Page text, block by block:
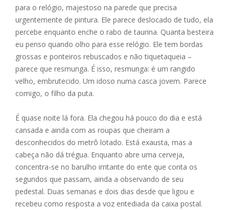
para o relógio, majestoso na parede que precisa
urgentemente de pintura. Ele parece deslocado de tudo, ela
percebe enquanto enche o rabo de taurina. Quanta besteira
eu penso quando olho para esse relógio. Ele tem bordas
grossas e ponteiros rebuscados e não tiquetaqueia –
parece que resmunga. É isso, resmunga: é um rangido
velho, embrutecido. Um idoso numa casca jovem. Parece
comigo, o filho da puta.
É quase noite lá fora. Ela chegou há pouco do dia e está
cansada e ainda com as roupas que cheiram a
desconhecidos do metrô lotado. Está exausta, mas a
cabeça não dá trégua. Enquanto abre uma cerveja,
concentra-se no barulho irritante do ente que conta os
segundos que passam, ainda a observando de seu
pedestal. Duas semanas e dois dias desde que ligou e
recebeu como resposta a voz entediada da caixa postal.